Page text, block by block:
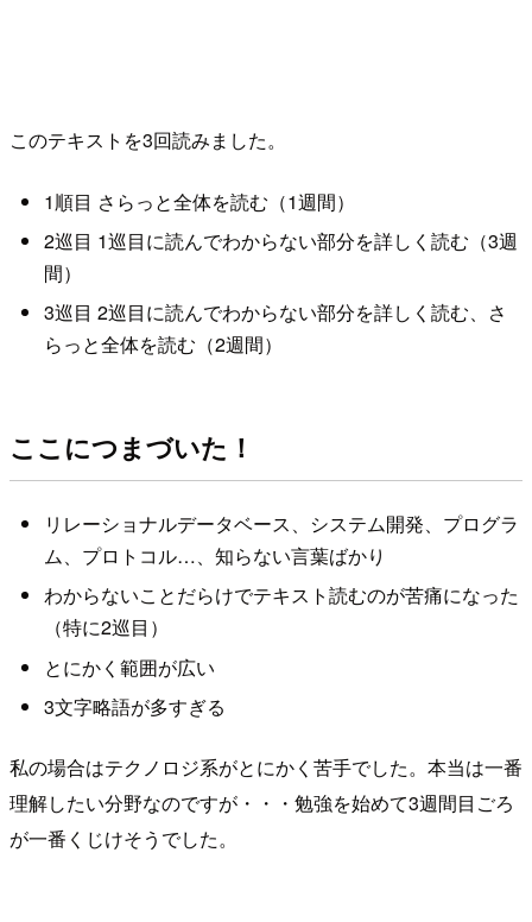
このテキストを3回読みました。
1順目 さらっと全体を読む（1週間）
2巡目 1巡目に読んでわからない部分を詳しく読む（3週
間）
3巡目 2巡目に読んでわからない部分を詳しく読む、さ
らっと全体を読む（2週間）
ここにつまづいた！
リレーショナルデータベース、システム開発、プログラ
ム、プロトコル…、知らない言葉ばかり
わからないことだらけでテキスト読むのが苦痛になった
（特に2巡目）
とにかく範囲が広い
3文字略語が多すぎる
私の場合はテクノロジ系がとにかく苦手でした。本当は一番
理解したい分野なのですが・・・勉強を始めて3週間目ごろ
が一番くじけそうでした。